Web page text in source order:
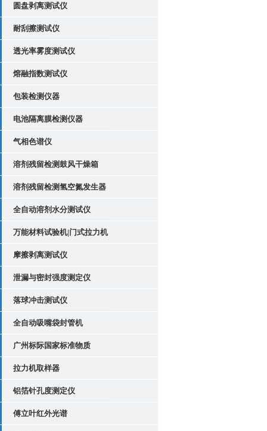
圆盘剥离测试仪
耐刮擦测试仪
透光率雾度测试仪
熔融指数测试仪
包装检测仪器
电池隔离膜检测仪器
气相色谱仪
溶剂残留检测鼓风干燥箱
溶剂残留检测氢空氮发生器
全自动溶剂水分测试仪
万能材料试验机|门式拉力机
摩擦剥离测试仪
泄漏与密封强度测定仪
落球冲击测试仪
全自动吸嘴袋封管机
广州标际国家标准物质
拉力机取样器
铝箔针孔度测定仪
傅立叶红外光谱